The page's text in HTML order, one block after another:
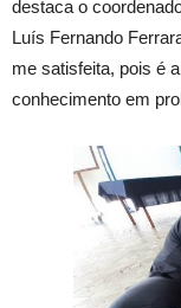
destaca o
Luís Fernando
me satisfeita, pois é
conhecimento em